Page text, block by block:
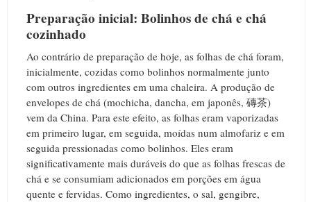
Preparação inicial: Bolinhos de chá e chá
cozinhado
Ao contrário de preparação de hoje, as folhas de chá foram,
inicialmente, cozidas como bolinhos normalmente junto
com outros ingredientes em uma chaleira. A produção de
envelopes de chá (mochicha, dancha, em japonês, 磚茶)
vem da China. Para este efeito, as folhas eram vaporizadas
em primeiro lugar, em seguida, moídas num almofariz e em
seguida pressionadas como bolinhos. Eles eram
significativamente mais duráveis do que as folhas frescas de
chá e se consumiam adicionados em porções em água
quente e fervidas. Como ingredientes, o sal, gengibre,